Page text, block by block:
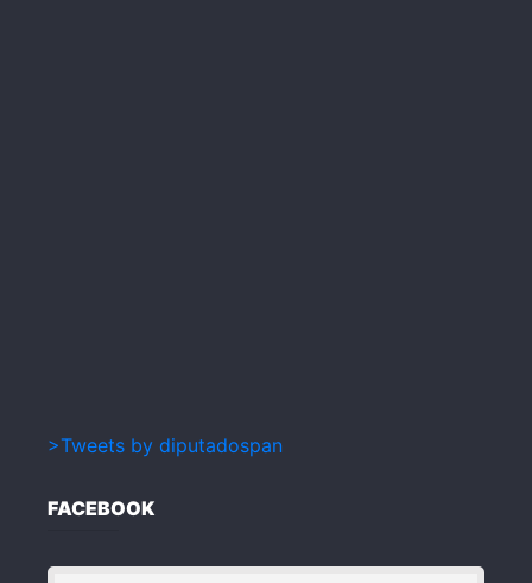
>Tweets by diputadospan
FACEBOOK